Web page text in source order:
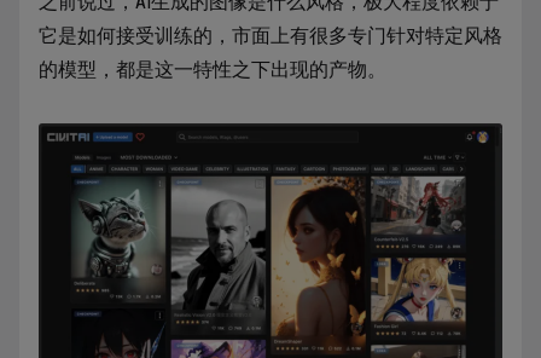
它是如何接受训练的，市面上有很多专门针对特定风格
的模型，都是这一特性之下出现的产物。